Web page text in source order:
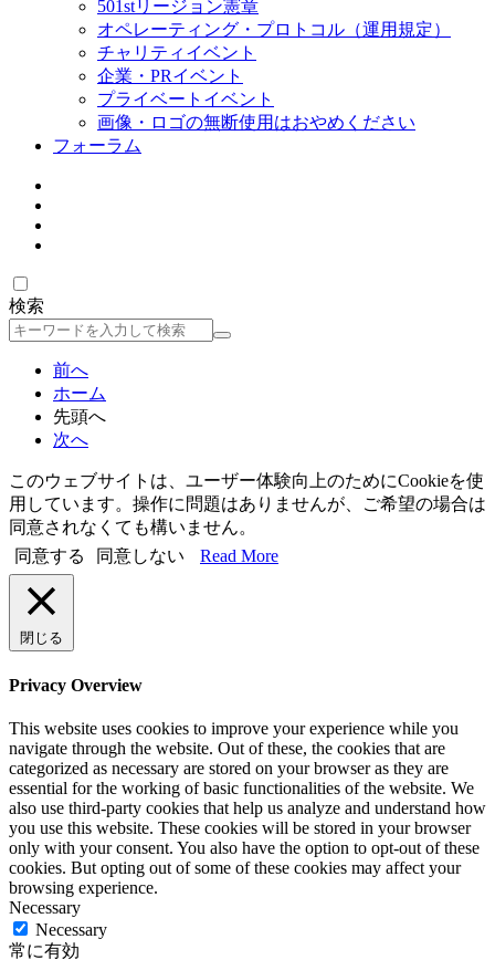
501stリージョン憲章
オペレーティング・プロトコル（運用規定）
チャリティイベント
企業・PRイベント
プライベートイベント
画像・ロゴの無断使用はおやめください
フォーラム
検索
検
前へ
ホーム
先頭へ
次へ
このウェブサイトは、ユーザー体験向上のためにCookieを使
用しています。操作に問題はありませんが、ご希望の場合は
同意されなくても構いません。
同意する
同意しない Read More
閉じる
Privacy Overview
This website uses cookies to improve your experience while you
navigate through the website. Out of these, the cookies that are
categorized as necessary are stored on your browser as they are
essential for the working of basic functionalities of the website. We
also use third-party cookies that help us analyze and understand how
you use this website. These cookies will be stored in your browser
only with your consent. You also have the option to opt-out of these
cookies. But opting out of some of these cookies may affect your
browsing experience.
Necessary
Necessary
常に有効